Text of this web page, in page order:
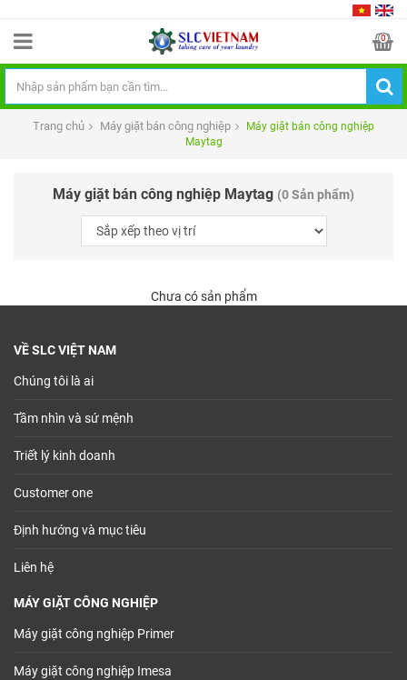
0
Trang chủ Máy giặt bán công nghiệp
Máy giặt bán công nghiệp
Maytag
Máy giặt bán công nghiệp Maytag (0 Sản phẩm)
Chưa có sản phẩm
VỀ SLC VIỆT NAM
Chúng tôi là ai
Tầm nhìn và sứ mệnh
Triết lý kinh doanh
Customer one
Định hướng và mục tiêu
Liên hệ
MÁY GIẶT CÔNG NGHIỆP
Máy giặt công nghiệp Primer
Máy giặt công nghiệp Imesa